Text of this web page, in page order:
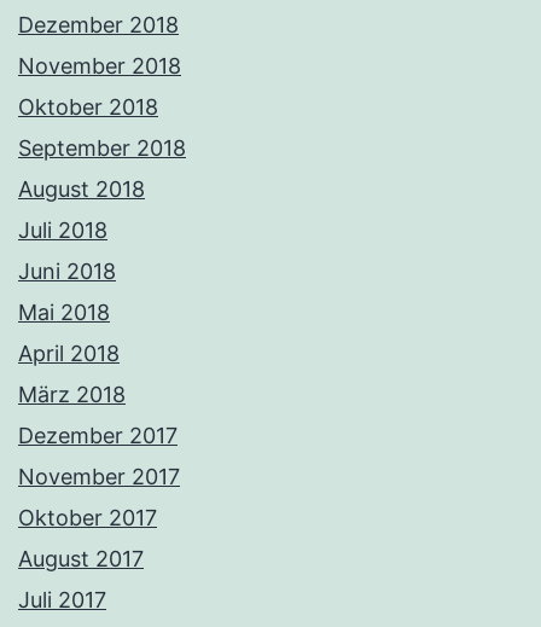
Dezember 2018
November 2018
Oktober 2018
September 2018
August 2018
Juli 2018
Juni 2018
Mai 2018
April 2018
März 2018
Dezember 2017
November 2017
Oktober 2017
August 2017
Juli 2017